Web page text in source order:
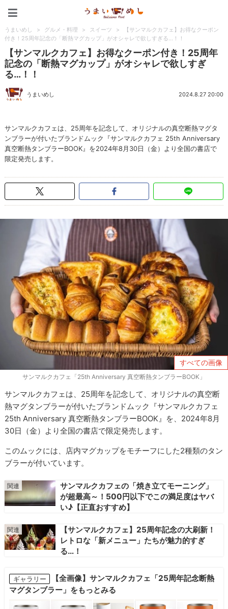
うまいめし > グルメ・料理 > スイーツ >
【サンマルクカフェ】お得なクーポン
付き！25周年記念の「断熱マグカップ」がオシャレで欲しすぎる…！！
【サンマルクカフェ】お得なクーポン付き！25周年
記念の「断熱マグカップ」がオシャレで欲しすぎ
る…！！
うまいめし 2024.8.27 20:00
サンマルクカフェは、25周年を記念して、オリジナルの真空断熱マグタ
ンブラーが付いたブランドムック『サンマルクカフェ 25th Anniversary
真空断熱タンブラーBOOK』を2024年8月30日（金）より全国の書店で
限定発売します。
すべての画像
サンマルクカフェ「25th Anniversary 真空断熱タンブラーBOOK」
サンマルクカフェは、25周年を記念して、オリジナルの真空断
熱マグタンブラーが付いたブランドムック『サンマルクカフェ
25th Anniversary 真空断熱タンブラーBOOK』を、2024年8月
30日（金）より全国の書店で限定発売します。
このムックには、店内マグカップをモチーフにした2種類のタン
ブラーが付いています。
サンマルクカフェの「焼き立てモーニング」
が超最高～！500円以下でこの満足度はヤバ
い♪【正直おすすめ】
【サンマルクカフェ】25周年記念の大刷新！
レトロな「新メニュー」たちが魅力的すぎ
る…！
ギャラリー
【全画像】サンマルクカフェ「25周年記念断熱
マグタンブラー」をもっとみる